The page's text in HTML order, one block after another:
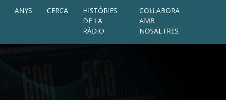
ANYS CERCA
HISTÒRIES
DE LA
RÀDIO
COL·LABORA
AMB
NOSALTRES